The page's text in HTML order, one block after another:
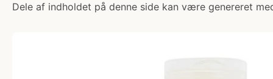
Dele af indholdet på denne side kan være genereret